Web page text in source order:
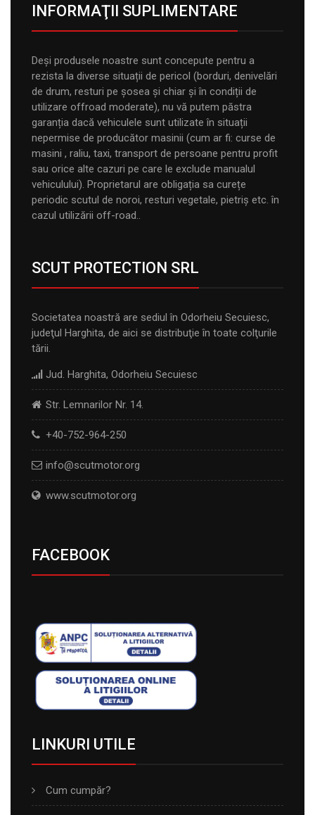
INFORMAŢII SUPLIMENTARE
Deși produsele noastre sunt concepute pentru a
rezista la diverse situații de pericol (borduri, denivelări
de drum, resturi pe șosea și chiar și în condiții de
utilizare offroad moderate), nu vă putem păstra
garanția dacă vehiculele sunt utilizate în situații
nepermise de producător masinii (cum ar fi: curse de
masini , raliu, taxi, transport de persoane pentru profit
sau orice alte cazuri pe care le exclude manualul
vehiculului). Proprietarul are obligația sa curețe
periodic scutul de noroi, resturi vegetale, pietriș etc. în
cazul utilizării off-road..
SCUT PROTECTION SRL
Societatea noastră are sediul în Odorheiu Secuiesc,
judeţul Harghita, de aici se distribuţie în toate colţurile
tării.
Jud. Harghita, Odorheiu Secuiesc
Str. Lemnarilor Nr. 14.
+40-752-964-250
info@scutmotor.org
www.scutmotor.org
FACEBOOK
LINKURI UTILE
Cum cumpăr?